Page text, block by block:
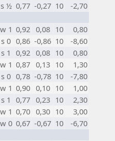
s ½ 0,77 -0,27 10
-2,70
w 1 0,92 0,08 10
0,80
s 0 0,86 -0,86 10
-8,60
s 1 0,92 0,08 10
0,80
w 1 0,87 0,13 10
1,30
s 0 0,78 -0,78 10
-7,80
w 1 0,90 0,10 10
1,00
s 1 0,77 0,23 10
2,30
w 1 0,70 0,30 10
3,00
w 0 0,67 -0,67 10
-6,70